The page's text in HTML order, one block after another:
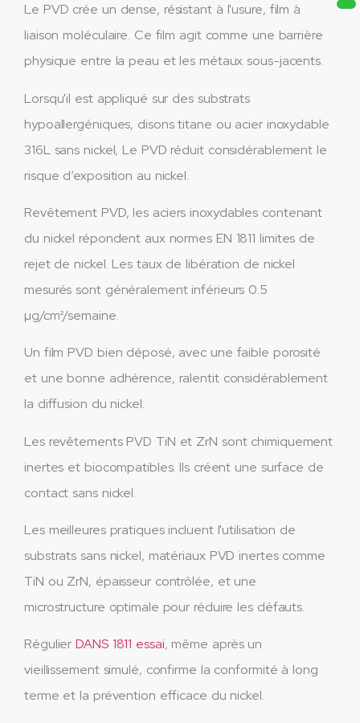
Le PVD crée un dense, résistant à l'usure, film à
liaison moléculaire. Ce film agit comme une barrière
physique entre la peau et les métaux sous-jacents.
Lorsqu'il est appliqué sur des substrats
hypoallergéniques, disons titane ou acier inoxydable
316L sans nickel, Le PVD réduit considérablement le
risque d’exposition au nickel.
Revêtement PVD, les aciers inoxydables contenant
du nickel répondent aux normes EN 1811 limites de
rejet de nickel. Les taux de libération de nickel
mesurés sont généralement inférieurs 0.5
µg/cm²/semaine.
Un film PVD bien déposé, avec une faible porosité
et une bonne adhérence, ralentit considérablement
la diffusion du nickel.
Les revêtements PVD TiN et ZrN sont chimiquement
inertes et biocompatibles. Ils créent une surface de
contact sans nickel.
Les meilleures pratiques incluent l'utilisation de
substrats sans nickel, matériaux PVD inertes comme
TiN ou ZrN, épaisseur contrôlée, et une
microstructure optimale pour réduire les défauts.
RégulierDANS 1811 essai, même après un
vieillissement simulé, confirme la conformité à long
terme et la prévention efficace du nickel.